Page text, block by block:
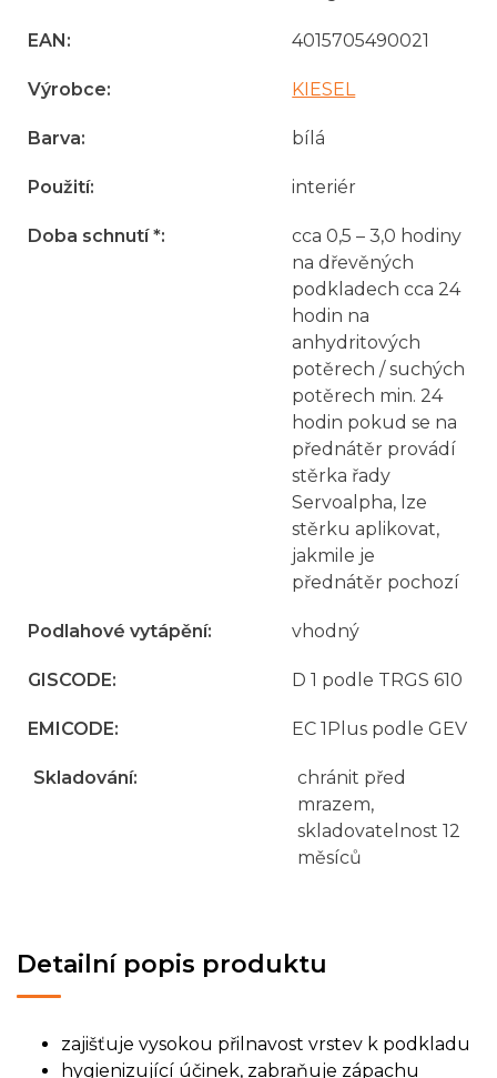
Detailní popis produktu
zajišťuje vysokou přilnavost vrstev k podkladu
hygienizující účinek, zabraňuje zápachu
EAN: 4015705490021
Výrobce: KIESEL
Barva: bílá
Použití: interiér
Doba schnutí *:
cca 0,5 – 3,0 hodiny
na dřevěných
podkladech cca 24
hodin na
anhydritových
potěrech / suchých
potěrech min. 24
hodin pokud se na
přednátěr provádí
stěrka řady
Servoalpha, lze
stěrku aplikovat,
jakmile je
přednátěr pochozí
Podlahové vytápění: vhodný
GISCODE: D 1 podle TRGS 610
EMICODE: EC 1Plus podle GEV
Skladování:
chránit před
mrazem,
skladovatelnost 12
měsíců